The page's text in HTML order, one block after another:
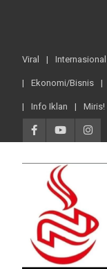
Viral Internasional
Ekonomi/Bisnis
Info Iklan Miris!